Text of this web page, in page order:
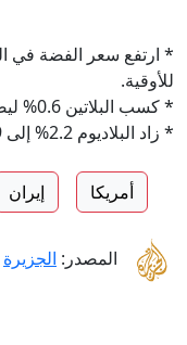
للأوقية.
* كسب البلاتين 0.6% ليصل إلى 1673.75 دولاراً.
* زاد البلاديوم 2.2% إلى 1239.89 دولاراً.
أمريكا إيران
المصدر: الجزيرة